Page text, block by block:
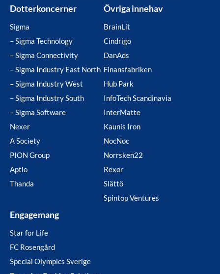
Dotterkoncerner
Sigma
– Sigma Technology
– Sigma Connectivity
– Sigma Industry East North
– Sigma Industry West
– Sigma Industry South
– Sigma Software
Nexer
A Society
PION Group
Aptio
Thanda
Övriga innehav
BrainLit
Cindrigo
DanAds
Finansfabriken
Hub Park
InfoTech Scandinavia
InterMatte
Kaunis Iron
NocNoc
Norrsken22
Rexor
Slättö
Spintop Ventures
Engagemang
Star for Life
FC Rosengård
Special Olympics Sverige